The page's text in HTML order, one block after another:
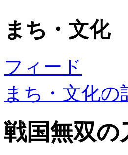
まち・文化
フィード
まち・文化の
戦国無双の